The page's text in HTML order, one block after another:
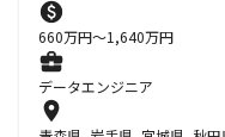
660万円〜1,640万円
データエンジニア